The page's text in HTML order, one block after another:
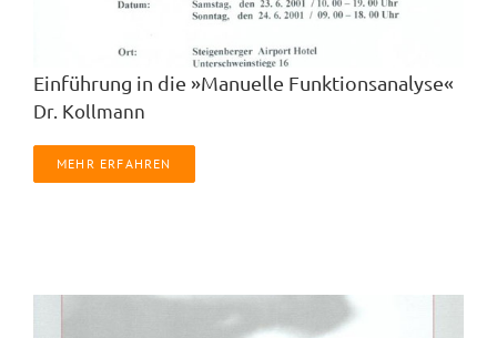
Einführung in die »Manuelle Funktionsanalyse«
Dr. Kollmann
MEHR ERFAHREN